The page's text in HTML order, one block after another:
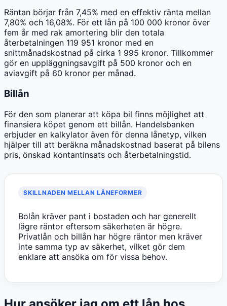
Räntan börjar från 7,45% med en effektiv ränta mellan
7,80% och 16,08%. För ett lån på 100 000 kronor över
fem år med rak amortering blir den totala
återbetalningen 119 951 kronor med en
snittmånadskostnad på cirka 1 995 kronor. Tillkommer
gör en uppläggningsavgift på 500 kronor och en
aviavgift på 60 kronor per månad.
Billån
För den som planerar att köpa bil finns möjlighet att
finansiera köpet genom ett billån. Handelsbanken
erbjuder en kalkylator även för denna lånetyp, vilken
hjälper till att beräkna månadskostnad baserat på bilens
pris, önskad kontantinsats och återbetalningstid.
SKILLNADEN MELLAN LÅNEFORMER
Bolån kräver pant i bostaden och har generellt
lägre räntor eftersom säkerheten är högre.
Privatlån och billån har högre räntor men kräver
inte samma typ av säkerhet, vilket gör dem
enklare att ansöka om för vissa behov.